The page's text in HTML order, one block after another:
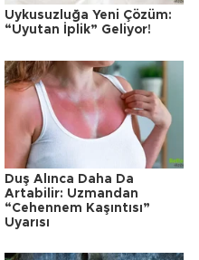
Uykusuzluğa Yeni Çözüm:
“Uyutan İplik” Geliyor!
Duş Alınca Daha Da
Artabilir: Uzmandan
“Cehennem Kaşıntısı”
Uyarısı